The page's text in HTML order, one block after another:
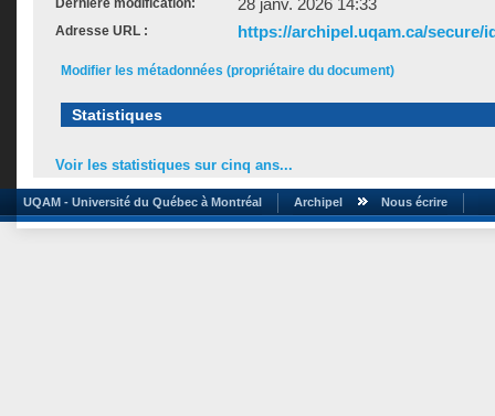
Dernière modification: 28 janv. 2026 14:33
Adresse URL : https://archipel.uqam.ca/secure/
Modifier les métadonnées (propriétaire du document)
Statistiques
Voir les statistiques sur cinq ans...
UQAM - Université du Québec à Montréal Archipel Nous écrire